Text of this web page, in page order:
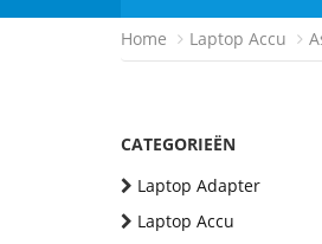
Home Laptop Accu
CATEGORIEËN
Laptop Adapter
Laptop Accu